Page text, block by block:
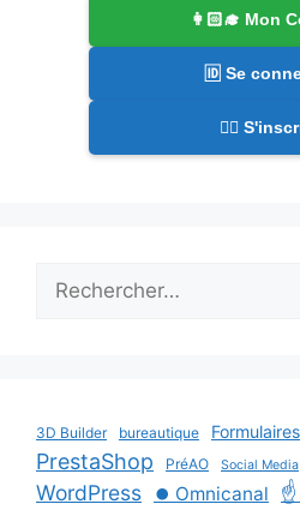
👩🏻‍🎓 Mon
🆔 Se
✍🏻
3D Builder bureautique Formulaires
PrestaShop
PréAO Social Media
WordPress ⏺️ Omnicanal ☝️